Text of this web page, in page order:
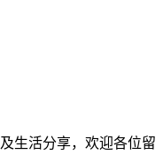
生活分享，欢迎各位留